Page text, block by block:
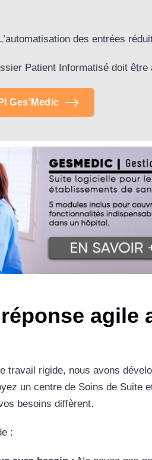
des entrées
Patient Informatisé doit
Ges'Medic
agile
travail rigide, nous avons
un centre de Soins de Suite
besoins diffèrent.
: